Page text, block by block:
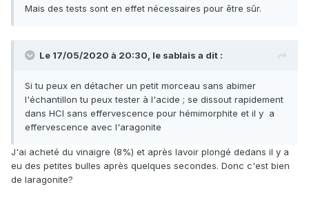
Mais des tests sont en effet nécessaires pour être sûr.
Le 17/05/2020 à 20:30, le sablais a dit :
Si tu peux en détacher un petit morceau sans abimer
l'échantillon tu peux tester à l'acide ; se dissout rapidement
dans HCl sans effervescence pour hémimorphite et il y a
effervescence avec l'aragonite
J'ai acheté du vinaigre (8%) et après lavoir plongé dedans il y a
eu des petites bulles après quelques secondes. Donc c'est bien
de laragonite?